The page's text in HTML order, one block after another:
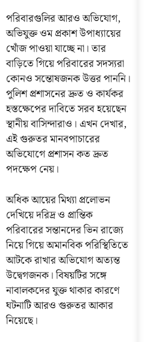
পরিবারগুলির আরও অভিযোগ,
অভিযুক্ত ওম প্রকাশ উপাধ্যায়ের
খোঁজ পাওয়া যাচ্ছে না। তার
বাড়িতে গিয়ে পরিবারের সদস্যরা
কোনও সন্তোষজনক উত্তর পাননি।
পুলিশ প্রশাসনের দ্রুত ও কার্যকর
হস্তক্ষেপের দাবিতে সরব হয়েছেন
স্থানীয় বাসিন্দারাও। এখন দেখার,
এই গুরুতর মানবপাচারের
অভিযোগে প্রশাসন কত দ্রুত
পদক্ষেপ নেয়।
অধিক আয়ের মিথ্যা প্রলোভন
দেখিয়ে দরিদ্র ও প্রান্তিক
পরিবারের সন্তানদের ভিন রাজ্যে
নিয়ে গিয়ে অমানবিক পরিস্থিতিতে
আটকে রাখার অভিযোগ অত্যন্ত
উদ্বেগজনক। বিষয়টির সঙ্গে
নাবালকদের যুক্ত থাকার কারণে
ঘটনাটি আরও গুরুতর আকার
নিয়েছে।